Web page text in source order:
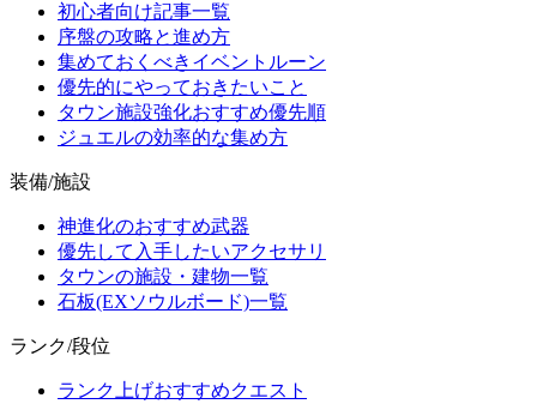
初心者向け記事一覧
序盤の攻略と進め方
集めておくべきイベントルーン
優先的にやっておきたいこと
タウン施設強化おすすめ優先順
ジュエルの効率的な集め方
装備/施設
神進化のおすすめ武器
優先して入手したいアクセサリ
タウンの施設・建物一覧
石板(EXソウルボード)一覧
ランク/段位
ランク上げおすすめクエスト